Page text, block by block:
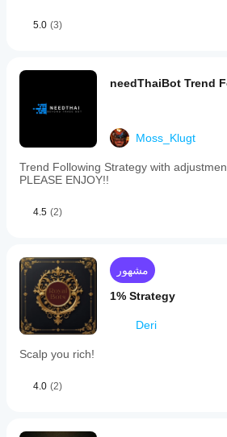
5.0 (3)
needThaiBot Trend
Moss_Klugt
Trend Following Strategy with
PLEASE ENJOY!!
4.5 (2)
مشهور
1% Strategy
Deri
Scalp you rich!
4.0 (2)